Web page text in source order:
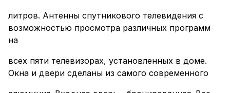
литров. Антенны спутникового телевидения с
возможностью просмотра различных программ
на
всех пяти телевизорах, установленных в доме.
Окна и двери сделаны из самого современного